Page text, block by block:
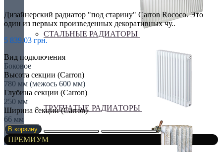
СТАЛЬНЫЕ РАДИАТОРЫ
ТРУБЧАТЫЕ РАДИАТОРЫ
Дизайнерский радиатор "под старину" Carron Rococo. Это
один из первых произведенных декоративных чу..
5 839.03 грн.
Вид подключения
Боковое
Высота секции (Carron)
780 мм (межось 600 мм)
Глубина секции (Carron)
250 мм
Ширина секции (Carron)
66 мм
В корзину
ПРЕМИУМ